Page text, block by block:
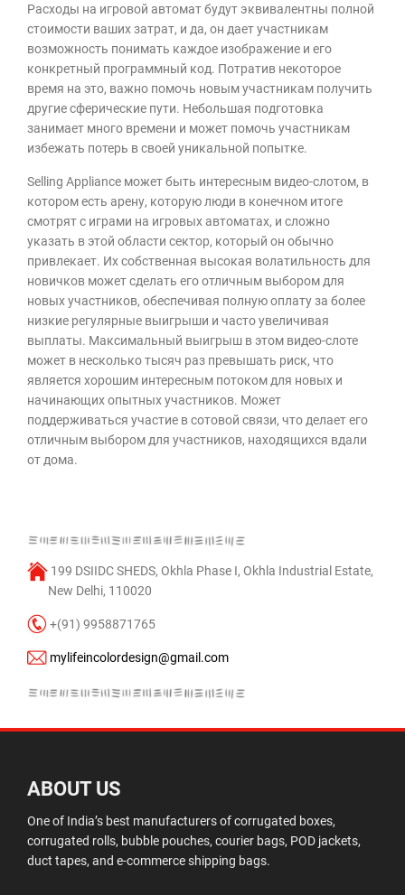
Расходы на игровой автомат будут эквивалентны полной
стоимости ваших затрат, и да, он дает участникам
возможность понимать каждое изображение и его
конкретный программный код. Потратив некоторое
время на это, важно помочь новым участникам получить
другие сферические пути. Небольшая подготовка
занимает много времени и может помочь участникам
избежать потерь в своей уникальной попытке.
Selling Appliance может быть интересным видео-слотом, в
котором есть арену, которую люди в конечном итоге
смотрят с играми на игровых автоматах, и сложно
указать в этой области сектор, который он обычно
привлекает. Их собственная высокая волатильность для
новичков может сделать его отличным выбором для
новых участников, обеспечивая полную оплату за более
низкие регулярные выигрыши и часто увеличивая
выплаты. Максимальный выигрыш в этом видео-слоте
может в несколько тысяч раз превышать риск, что
является хорошим интересным потоком для новых и
начинающих опытных участников. Может
поддерживаться участие в сотовой связи, что делает его
отличным выбором для участников, находящихся вдали
от дома.
199 DSIIDC SHEDS, Okhla Phase I, Okhla Industrial Estate,
New Delhi, 110020
+(91) 9958871765
mylifeincolordesign@gmail.com
ABOUT US
One of India’s best manufacturers of corrugated boxes,
corrugated rolls, bubble pouches, courier bags, POD jackets,
duct tapes, and e-commerce shipping bags.